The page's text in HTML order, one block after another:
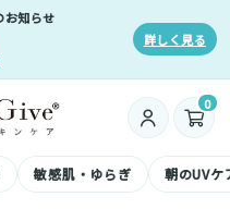
お知らせ
詳しく見る
0
敏感肌・ゆらぎ 朝のUVケ